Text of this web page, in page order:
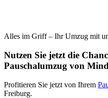
Alles im Griff – Ihr Umzug mit
Nutzen Sie jetzt die
Pauschalumzug von
Profitieren Sie jetzt von Ihrem
Freiburg.